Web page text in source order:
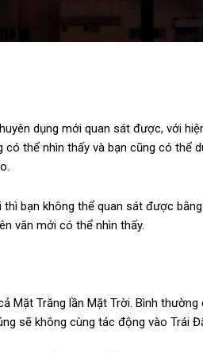
dụng mới quan sát được, với
thể nhìn thấy và bạn cũng có thể
thì bạn không thể quan sát được
văn mới có thể nhìn thấy.
Mặt Trăng lần Mặt Trời. Bình thường
sẽ không cùng tác động vào Trái